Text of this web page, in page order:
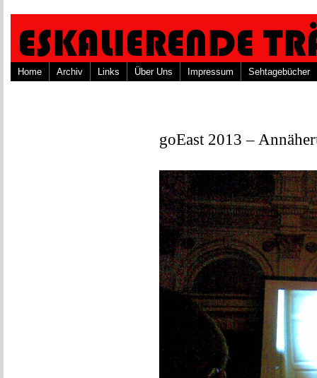
Home Archiv Links Über Uns Impressum Sehtagebücher
goEast 2013 –